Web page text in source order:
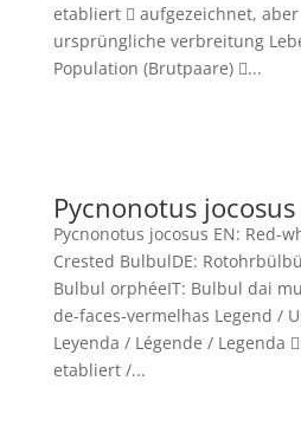
etabliert  aufgezeichnet,
ursprüngliche verbreitung
Population (Brutpaare) ...
Pycnonotus jocosus
Pycnonotus jocosus EN: Red-
Crested BulbulDE:
Bulbul orphéeIT: Bulbul dai
de-faces-vermelhas Legend /
Leyenda / Légende / Legenda
etabliert /...